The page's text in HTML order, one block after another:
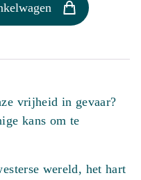
vrijheid in gevaar?
kans om te
wereld, het hart